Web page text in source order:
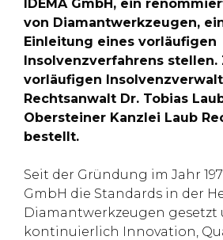
IDEMA GmbH, ein
von Diamantwerkzeugen,
Einleitung eines vorläufigen
Insolvenzverfahrens stellen.
vorläufigen
Rechtsanwalt Dr. Tobias
Obersteiner Kanzlei Laub
bestellt.
Seit der Gründung im Jahr
GmbH die Standards in der
Diamantwerkzeugen gesetzt
kontinuierlich Innovation,